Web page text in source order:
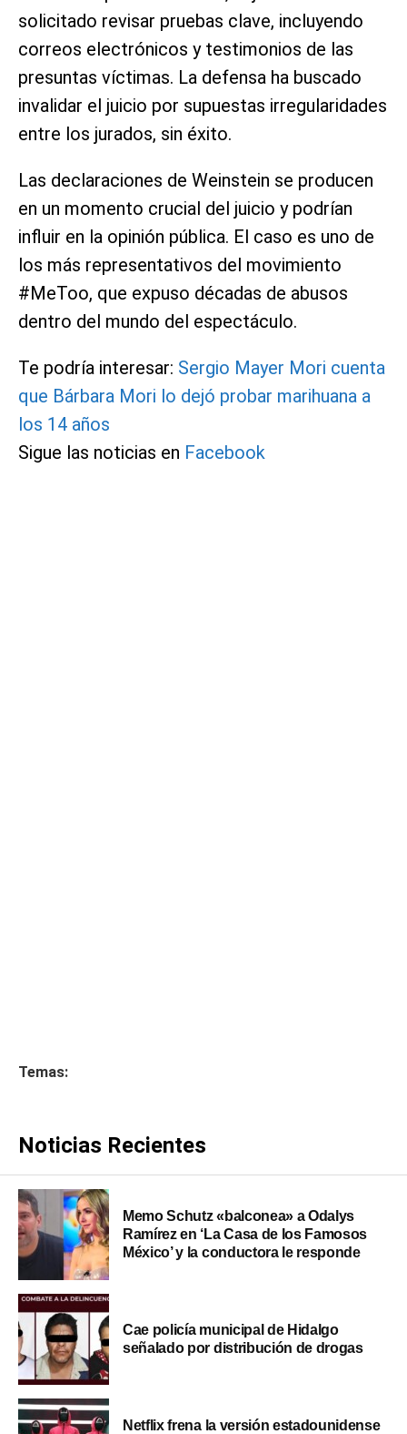
solicitado revisar pruebas clave, incluyendo
correos electrónicos y testimonios de las
presuntas víctimas. La defensa ha buscado
invalidar el juicio por supuestas irregularidades
entre los jurados, sin éxito.
Las declaraciones de Weinstein se producen
en un momento crucial del juicio y podrían
influir en la opinión pública. El caso es uno de
los más representativos del movimiento
#MeToo, que expuso décadas de abusos
dentro del mundo del espectáculo.
Te podría interesar: Sergio Mayer Mori cuenta
que Bárbara Mori lo dejó probar marihuana a
los 14 años
Sigue las noticias en Facebook
Temas:
Noticias Recientes
Memo Schutz «balconea» a Odalys
Ramírez en ‘La Casa de los Famosos
México’ y la conductora le responde
Cae policía municipal de Hidalgo
señalado por distribución de drogas
Netflix frena la versión estadounidense